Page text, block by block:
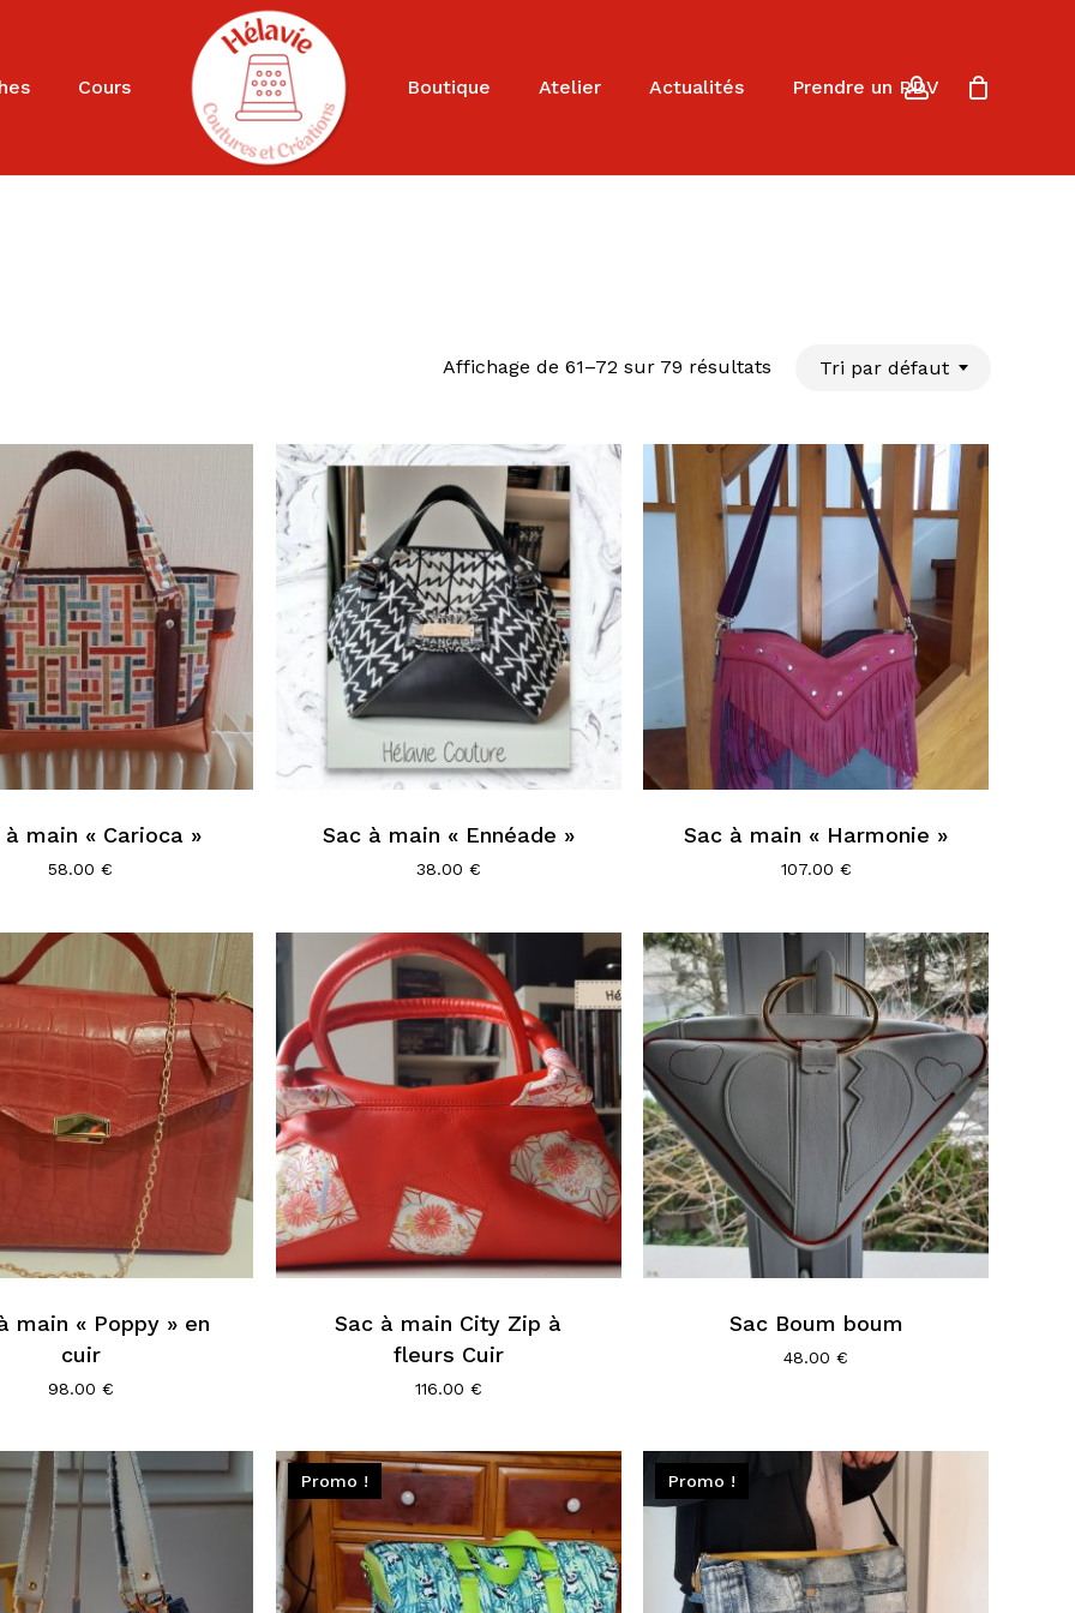
Cours Boutique Atelier Actualités Prendre un RDVaccount
Affichage de 61–72 sur 79 résultats Tri par défaut
à main « Carioca »
58.00€
Sac à main « Ennéade »
38.00 €
Sac à main « Harmonie »
107.00 €
main « Poppy » en
cuir
98.00 €
Sac à main City Zip à
fleurs Cuir
116.00 €
Sac Boum boum
48.00€
Promo ! Promo !